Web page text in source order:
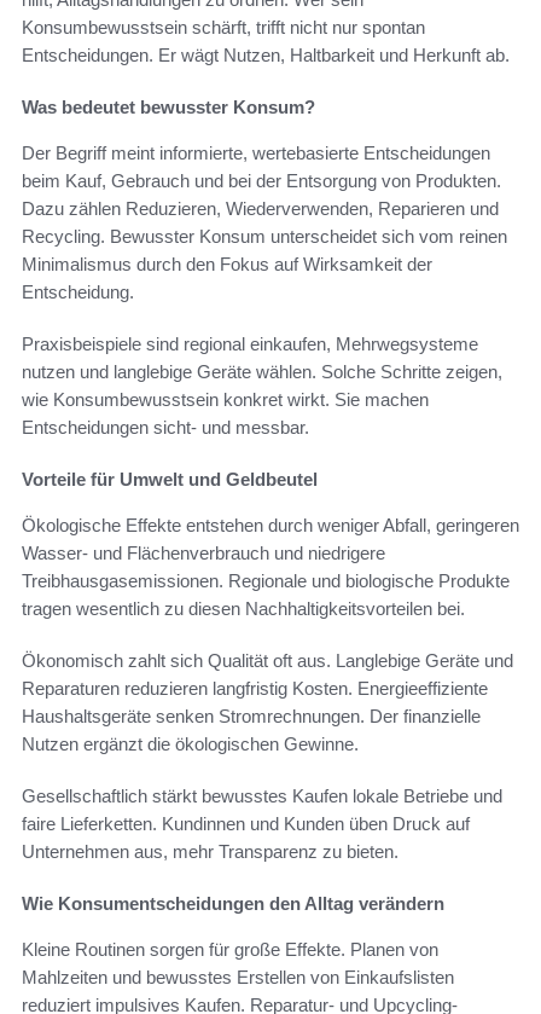
Konsumbewusstsein schärft, trifft nicht nur spontan
Entscheidungen. Er wägt Nutzen, Haltbarkeit und Herkunft ab.
Was bedeutet bewusster Konsum?
Der Begriff meint informierte, wertebasierte Entscheidungen
beim Kauf, Gebrauch und bei der Entsorgung von Produkten.
Dazu zählen Reduzieren, Wiederverwenden, Reparieren und
Recycling. Bewusster Konsum unterscheidet sich vom reinen
Minimalismus durch den Fokus auf Wirksamkeit der
Entscheidung.
Praxisbeispiele sind regional einkaufen, Mehrwegsysteme
nutzen und langlebige Geräte wählen. Solche Schritte zeigen,
wie Konsumbewusstsein konkret wirkt. Sie machen
Entscheidungen sicht- und messbar.
Vorteile für Umwelt und Geldbeutel
Ökologische Effekte entstehen durch weniger Abfall, geringeren
Wasser- und Flächenverbrauch und niedrigere
Treibhausgasemissionen. Regionale und biologische Produkte
tragen wesentlich zu diesen Nachhaltigkeitsvorteilen bei.
Ökonomisch zahlt sich Qualität oft aus. Langlebige Geräte und
Reparaturen reduzieren langfristig Kosten. Energieeffiziente
Haushaltsgeräte senken Stromrechnungen. Der finanzielle
Nutzen ergänzt die ökologischen Gewinne.
Gesellschaftlich stärkt bewusstes Kaufen lokale Betriebe und
faire Lieferketten. Kundinnen und Kunden üben Druck auf
Unternehmen aus, mehr Transparenz zu bieten.
Wie Konsumentscheidungen den Alltag verändern
Kleine Routinen sorgen für große Effekte. Planen von
Mahlzeiten und bewusstes Erstellen von Einkaufslisten
reduziert impulsives Kaufen. Reparatur- und Upcycling-